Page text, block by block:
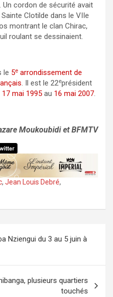
Un cordon de sécurité avait
Clotilde dans le VIIe
montrant le clan Chirac,
roulant se dessinaient.
le 5e arrondissement de
. Il est le 22eprésident
17 mai 1995 au 16 mai 2007.
Moukoubidi et BFMTV
, Jean Louis Debré,
Nziengui du 3 au 5 juin à
plusieurs quartiers
touchés